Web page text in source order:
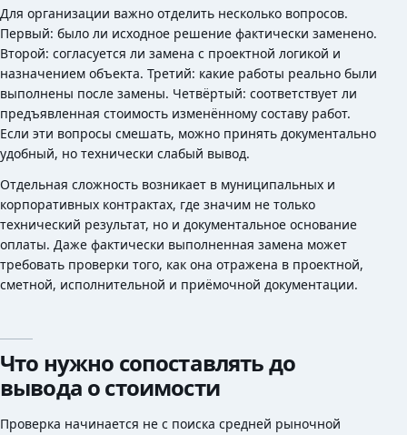
Для организации важно отделить несколько вопросов.
Первый: было ли исходное решение фактически заменено.
Второй: согласуется ли замена с проектной логикой и
назначением объекта. Третий: какие работы реально были
выполнены после замены. Четвёртый: соответствует ли
предъявленная стоимость изменённому составу работ.
Если эти вопросы смешать, можно принять документально
удобный, но технически слабый вывод.
Отдельная сложность возникает в муниципальных и
корпоративных контрактах, где значим не только
технический результат, но и документальное основание
оплаты. Даже фактически выполненная замена может
требовать проверки того, как она отражена в проектной,
сметной, исполнительной и приёмочной документации.
Что нужно сопоставлять до
вывода о стоимости
Проверка начинается не с поиска средней рыночной